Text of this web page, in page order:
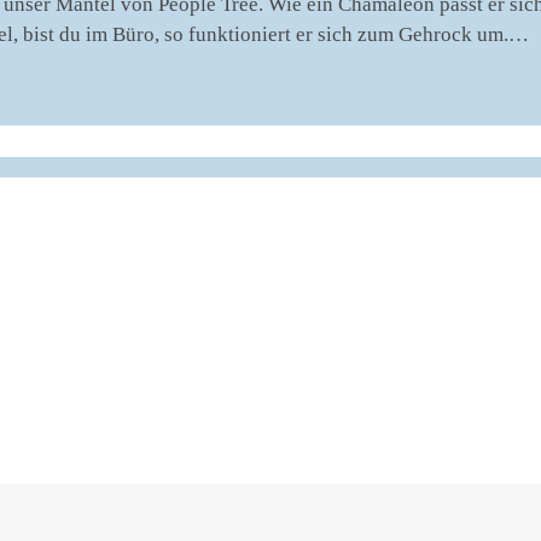
bist du im Büro, so funktioniert er sich zum Gehrock um.…